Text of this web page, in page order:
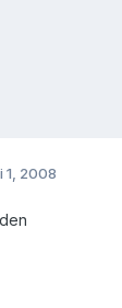
1, 2008